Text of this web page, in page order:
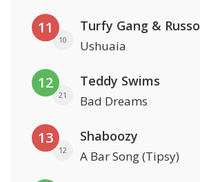
11
10
Turfy Gang & Russo
Ushuaia
12
21
Teddy Swims
Bad Dreams
13
12
Shaboozy
A Bar Song (Tipsy)